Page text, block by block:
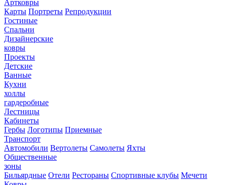
Артковры
Карты Портреты Репродукции
Гостиные
Спальни
Дизайнерские
ковры
Проекты
Детские
Ванные
Кухни
холлы
гардеробные
Лестницы
Кабинеты
Гербы Логотипы Приемные
Транспорт
Автомобили Вертолеты Самолеты Яхты
Общественные
зоны
Бильярдные Отели Рестораны Спортивные клубы Мечети